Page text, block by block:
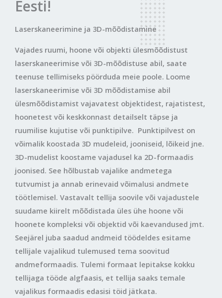
Eesti!
Laserskaneerimine ja 3D-mõõdistamine
Vajades ruumi, hoone või objekti ülesmõõdistust
laserskaneerimise või 3D-mõõdistuse abil, saate
teenuse tellimiseks pöörduda meie poole. Loome
laserskaneerimise või 3D mõõdistamise abil
ülesmõõdistamist vajavatest objektidest, rajatistest,
hoonetest või keskkonnast detailselt täpse ja
ruumilise kujutise või punktipilve. Punktipilvest on
võimalik koostada 3D mudeleid, jooniseid, lõikeid jne.
3D-mudelist koostame vajadusel ka 2D-formaadis
joonised. See hõlbustab vajalike andmetega
tutvumist ja annab erinevaid võimalusi andmete
töötlemisel. Vastavalt tellija soovile või vajadustele
suudame kiirelt mõõdistada üles ühe hoone või
hoonete kompleksi või objektid või kaevandused jmt.
Seejärel juba saadud andmeid töödeldes esitame
tellijale vajalikud tulemused tema soovitud
andmeformaadis. Tulemi formaat lepitakse kokku
tellijaga tööde algfaasis, et tellija saaks temale
vajalikus formaadis edasisi töid jätkata.